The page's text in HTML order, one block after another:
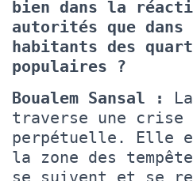
bien dans la
autorités que
habitants des
populaires ?
Boualem Sansal :
traverse une crise
perpétuelle. Elle
la zone des
se suivent et se